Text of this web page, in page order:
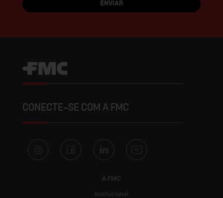
CONECTE-SE COM A FMC
A FMC
Institucional